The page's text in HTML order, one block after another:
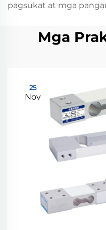
pagsukat at mga
Mga
25
Nov